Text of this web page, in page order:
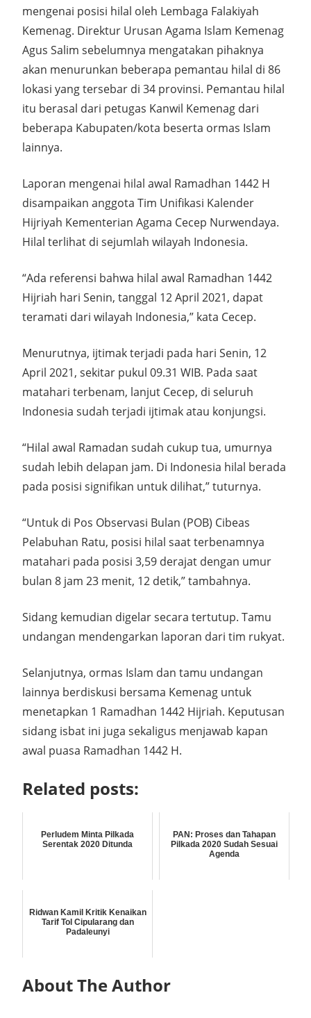
mengenai posisi hilal oleh Lembaga Falakiyah
Kemenag. Direktur Urusan Agama Islam Kemenag
Agus Salim sebelumnya mengatakan pihaknya
akan menurunkan beberapa pemantau hilal di 86
lokasi yang tersebar di 34 provinsi. Pemantau hilal
itu berasal dari petugas Kanwil Kemenag dari
beberapa Kabupaten/kota beserta ormas Islam
lainnya.
Laporan mengenai hilal awal Ramadhan 1442 H
disampaikan anggota Tim Unifikasi Kalender
Hijriyah Kementerian Agama Cecep Nurwendaya.
Hilal terlihat di sejumlah wilayah Indonesia.
“Ada referensi bahwa hilal awal Ramadhan 1442
Hijriah hari Senin, tanggal 12 April 2021, dapat
teramati dari wilayah Indonesia,” kata Cecep.
Menurutnya, ijtimak terjadi pada hari Senin, 12
April 2021, sekitar pukul 09.31 WIB. Pada saat
matahari terbenam, lanjut Cecep, di seluruh
Indonesia sudah terjadi ijtimak atau konjungsi.
“Hilal awal Ramadan sudah cukup tua, umurnya
sudah lebih delapan jam. Di Indonesia hilal berada
pada posisi signifikan untuk dilihat,” tuturnya.
“Untuk di Pos Observasi Bulan (POB) Cibeas
Pelabuhan Ratu, posisi hilal saat terbenamnya
matahari pada posisi 3,59 derajat dengan umur
bulan 8 jam 23 menit, 12 detik,” tambahnya.
Sidang kemudian digelar secara tertutup. Tamu
undangan mendengarkan laporan dari tim rukyat.
Selanjutnya, ormas Islam dan tamu undangan
lainnya berdiskusi bersama Kemenag untuk
menetapkan 1 Ramadhan 1442 Hijriah. Keputusan
sidang isbat ini juga sekaligus menjawab kapan
awal puasa Ramadhan 1442 H.
Related posts:
Perludem Minta Pilkada
Serentak 2020 Ditunda
PAN: Proses dan Tahapan
Pilkada 2020 Sudah Sesuai
Agenda
Ridwan Kamil Kritik Kenaikan
Tarif Tol Cipularang dan
Padaleunyi
About The Author